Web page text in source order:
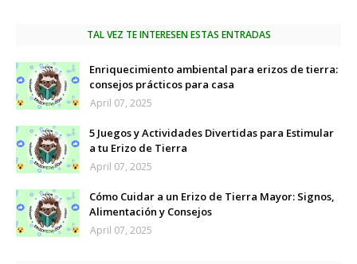
TAL VEZ TE INTERESEN ESTAS ENTRADAS
Enriquecimiento ambiental para erizos de tierra:
consejos prácticos para casa
April 07, 2025
5 Juegos y Actividades Divertidas para Estimular
a tu Erizo de Tierra
April 07, 2025
Cómo Cuidar a un Erizo de Tierra Mayor: Signos,
Alimentación y Consejos
April 07, 2025